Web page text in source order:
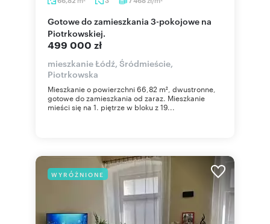
Gotowe do zamieszkania 3-pokojowe na
Piotrkowskiej.
499 000 zł
mieszkanie Łódź, Śródmieście,
Piotrkowska
Mieszkanie o powierzchni 66,82 m², dwustronne,
gotowe do zamieszkania od zaraz. Mieszkanie
mieści się na 1. piętrze w bloku z 19...
WYRÓŻNIONE